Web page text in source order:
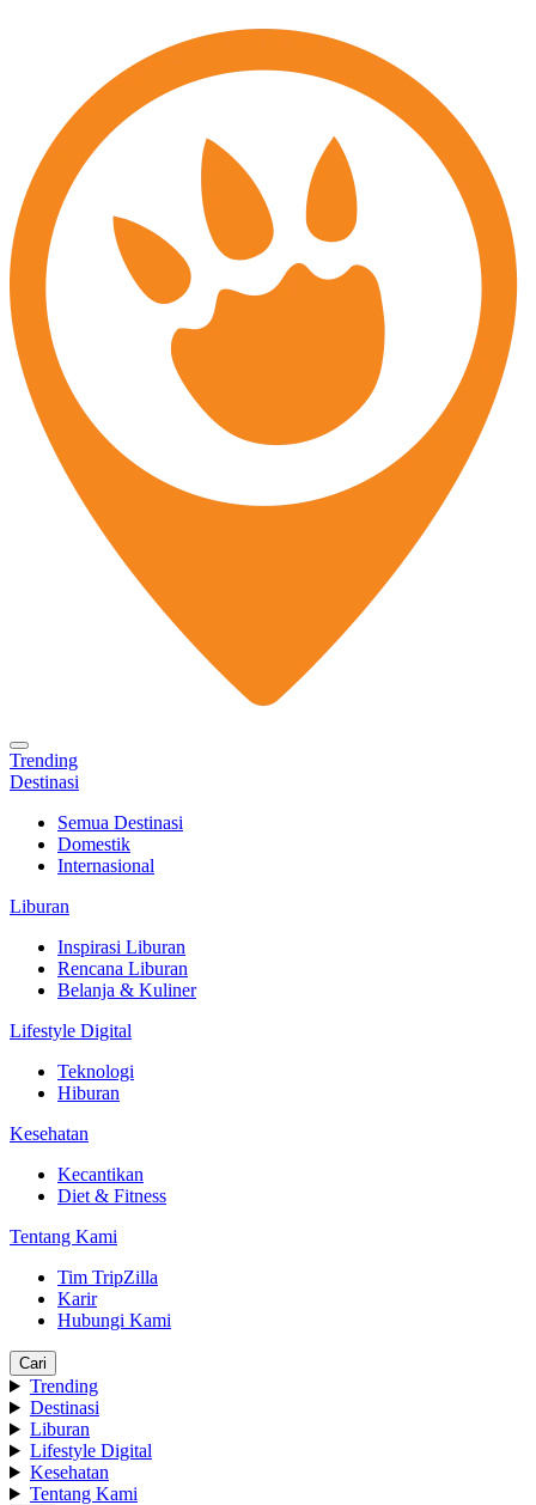
Trending
Destinasi
Semua Destinasi
Domestik
Internasional
Liburan
Inspirasi Liburan
Rencana Liburan
Belanja & Kuliner
Lifestyle Digital
Teknologi
Hiburan
Kesehatan
Kecantikan
Diet & Fitness
Tentang Kami
Tim TripZilla
Karir
Hubungi Kami
Cari
Trending
Destinasi
Liburan
Lifestyle Digital
Kesehatan
Tentang Kami